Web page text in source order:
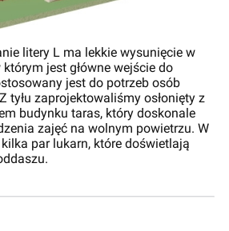
litery L ma lekkie wysunięcie w
jest główne wejście do
jest do potrzeb osób
tyłu zaprojektowaliśmy osłonięty z
budynku taras, który doskonale
zajęć na wolnym powietrzu. W
par lukarn, które doświetlają